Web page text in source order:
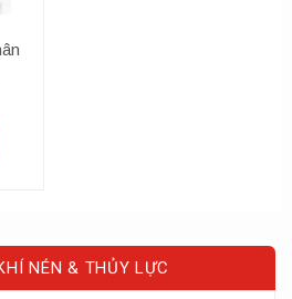
NÉN & THỦY LỰC